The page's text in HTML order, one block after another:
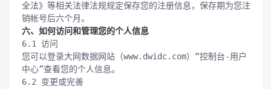
全法》等相关法律法规规定保存您的注册信息，保存期为您注
六、如何访问和管理您的个人信息
6.1 访问
您可以登录大网数据网站（www.dwidc.com）“控制台-用户
中心”查看您的个人信息。
6.2 变更或完善